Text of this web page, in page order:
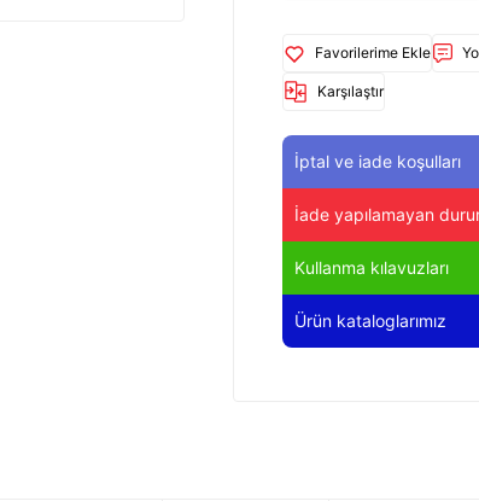
Karşılaştır
İptal ve iade koşulları
İade yapılamayan
Kullanma kılavuzları
Ürün kataloglarımız